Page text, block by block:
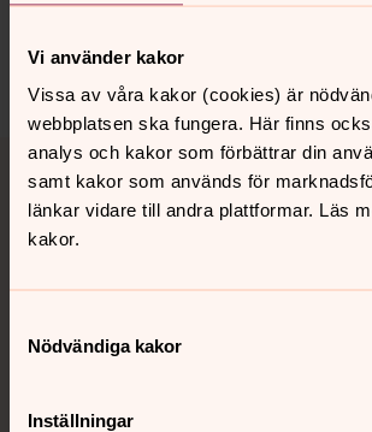
Vi använder kakor
Vissa av våra kakor (cookies) är
webbplatsen ska fungera. Här finns
analys och kakor som förbättrar din
samt kakor som används för
länkar vidare till andra plattformar. Läs
kakor.
Nödvändiga kakor
Inställningar
Tillbaka till toppen
Tillbaka till innehållet
Kalender